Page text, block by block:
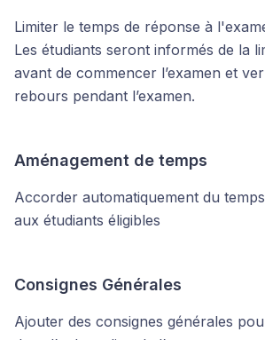
Limiter le temps de réponse à
Les étudiants seront informés de la
avant de commencer l’examen et
rebours pendant l’examen.
Aménagement de temps
Accorder automatiquement du
aux étudiants éligibles
Consignes Générales
Ajouter des consignes générales